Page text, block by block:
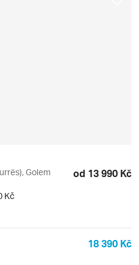
Golem od 13 990 Kč
Kč
18 390 Kč